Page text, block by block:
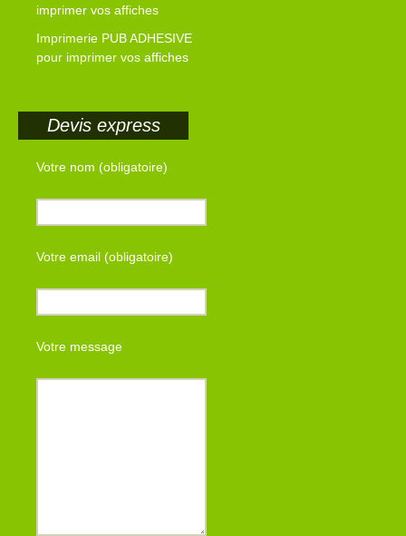
imprimer vos affiches
Imprimerie PUB ADHESIVE
pour imprimer vos affiches
Devis express
Votre nom (obligatoire)
Votre email (obligatoire)
Votre message